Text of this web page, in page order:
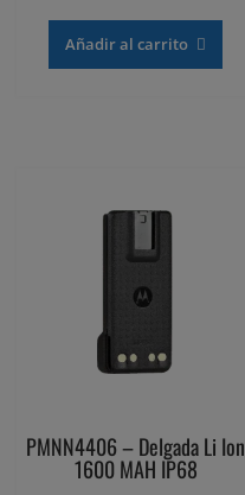
original
era:
actual
es:
Añadir al carrito
PMNN4406 – Delgada Li Ion
1600 MAH IP68